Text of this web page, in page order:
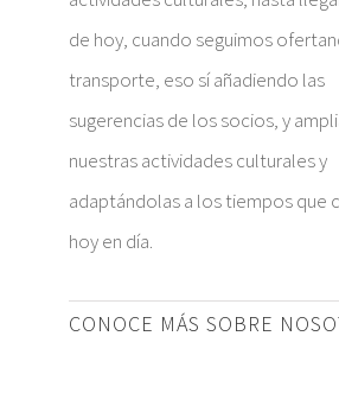
de hoy, cuando seguimos
transporte, eso sí añadiendo las
sugerencias de los socios, y
nuestras actividades culturales y
adaptándolas a los tiempos que
hoy en día.
CONOCE MÁS SOBRE